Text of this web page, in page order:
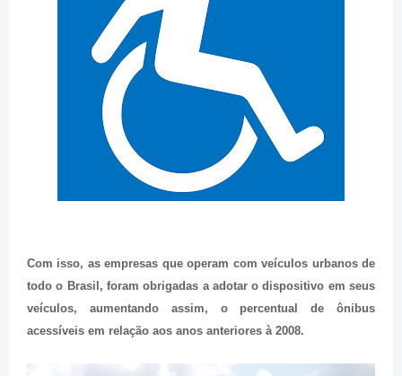
Com isso, as empresas que operam com veículos urbanos de
todo o Brasil, foram obrigadas a adotar o dispositivo em seus
veículos, aumentando assim, o percentual de ônibus
acessíveis em relação aos anos anteriores à 2008.